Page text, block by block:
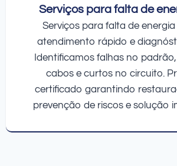
Serviços para falta de
Serviços para falta de
atendimento rápido e
Identificamos falhas no
cabos e curtos no circuito.
certificado garantindo
prevenção de riscos e solução